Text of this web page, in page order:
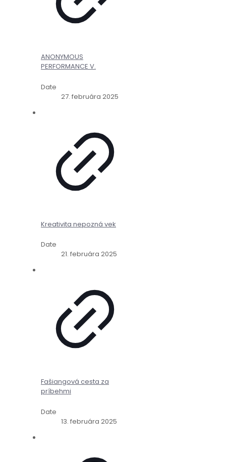
ANONYMOUS
PERFORMANCE V.
Date
27. februára 2025
Kreativita nepozná vek
Date
21. februára 2025
Fašiangová cesta za
príbehmi
Date
13. februára 2025